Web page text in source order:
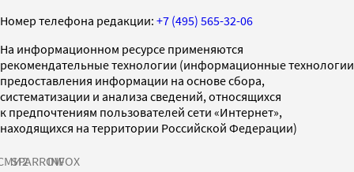
Номер телефона редакции: +7 (495) 565-32-06
На информационном ресурсе применяются
рекомендательные технологии (информационные технологии
предоставления информации на основе сбора,
систематизации и анализа сведений, относящихся
к предпочтениям пользователей сети «Интернет»,
находящихся на территории Российской Федерации)
SPARROWINFOX